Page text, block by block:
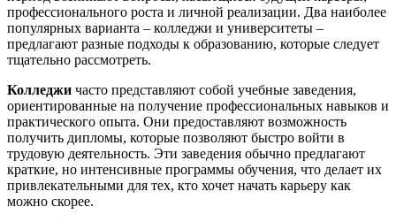
профессионального роста и личной реализации. Два наиболее
популярных варианта – колледжи и университеты –
предлагают разные подходы к образованию, которые следует
тщательно рассмотреть.
Колледжи часто представляют собой учебные заведения,
ориентированные на получение профессиональных навыков и
практического опыта. Они предоставляют возможность
получить дипломы, которые позволяют быстро войти в
трудовую деятельность. Эти заведения обычно предлагают
краткие, но интенсивные программы обучения, что делает их
привлекательными для тех, кто хочет начать карьеру как
можно скорее.